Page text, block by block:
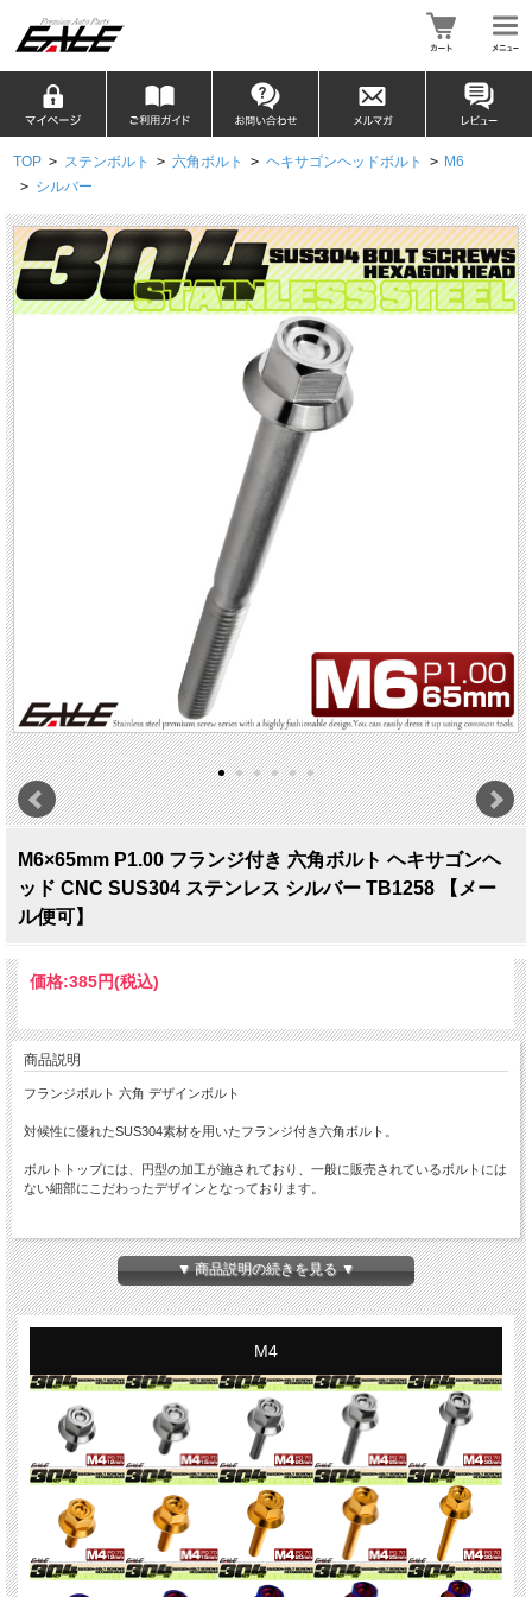
TOP > ステンボルト > 六角ボルト > ヘキサゴンヘッドボルト > M6
> シルバー
M6×65mm P1.00 フランジ付き 六角ボルト ヘキサゴンヘ
ッド CNC SUS304 ステンレス シルバー TB1258 【メー
ル便可】
価格:385円(税込)
商品説明
フランジボルト 六角 デザインボルト
対候性に優れたSUS304素材を用いたフランジ付き六角ボルト。
ボルトトップには、円型の加工が施されており、一般に販売されているボルトには
ない細部にこだわったデザインとなっております。
商品概要
■フランジボルト 六角 デザインボルト
■商品番号：TB1258
■ネジの呼び：M6
■材質：SUS304 ステンレス
■入数：数量1で1本
※記載のサイズは平均値です。個体により誤差がございます。また、個体差により
着色が異なります。色味違い等による商品の交換はできません。予めご理解の上、
※入荷ロットにより、全ネジ・半ネジが変わる場合がございます。また、仕様変更
になる場合がございます。詳細が必要な場合はお問い合わせください。
※ご注文確定後の商品のご変更はできません。ご注文前に必ずご注文内容をご確認
ください。
▼ 商品説明の続きを見る ▼
M4